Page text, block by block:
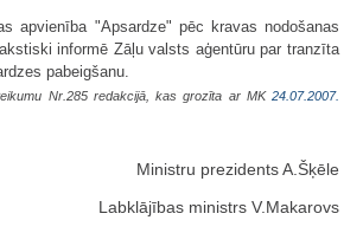
apvienība "Apsardze" pēc kravas nodošanas
informē Zāļu valsts aģentūru par tranzīta
pabeigšanu.
Nr.285 redakcijā, kas grozīta ar MK24.07.2007.
Ministru prezidents A.Šķēle
Labklājības ministrs V.Makarovs